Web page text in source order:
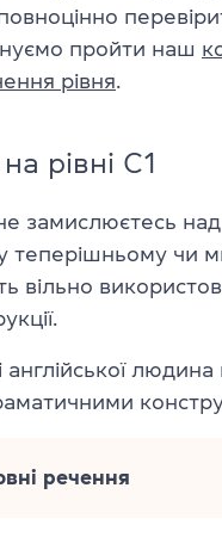
пройти наш
рівня
рівні C1
замислюєтесь
теперішньому чи
вільно
англійської людина
речення